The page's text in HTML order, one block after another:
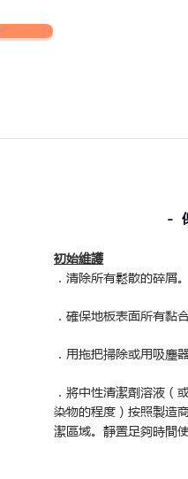
-
初始維護
．清除所有鬆散的碎屑。
．確保地板表面所有黏
．用拖把掃除或用吸塵
．將中性清潔劑溶液（
染物的程度）按照製造
潔區域。靜置足夠時間